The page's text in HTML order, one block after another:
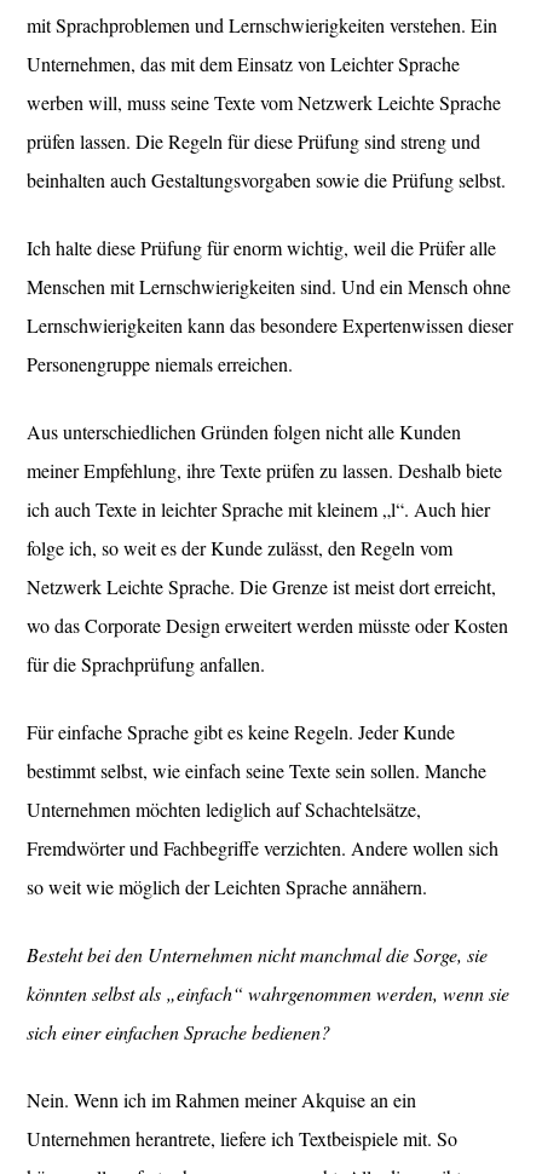
mit Sprachproblemen und Lernschwierigkeiten verstehen. Ein
Unternehmen, das mit dem Einsatz von Leichter Sprache
werben will, muss seine Texte vom Netzwerk Leichte Sprache
prüfen lassen. Die Regeln für diese Prüfung sind streng und
beinhalten auch Gestaltungsvorgaben sowie die Prüfung selbst.
Ich halte diese Prüfung für enorm wichtig, weil die Prüfer alle
Menschen mit Lernschwierigkeiten sind. Und ein Mensch ohne
Lernschwierigkeiten kann das besondere Expertenwissen dieser
Personengruppe niemals erreichen.
Aus unterschiedlichen Gründen folgen nicht alle Kunden
meiner Empfehlung, ihre Texte prüfen zu lassen. Deshalb biete
ich auch Texte in leichter Sprache mit kleinem „l“. Auch hier
folge ich, so weit es der Kunde zulässt, den Regeln vom
Netzwerk Leichte Sprache. Die Grenze ist meist dort erreicht,
wo das Corporate Design erweitert werden müsste oder Kosten
für die Sprachprüfung anfallen.
Für einfache Sprache gibt es keine Regeln. Jeder Kunde
bestimmt selbst, wie einfach seine Texte sein sollen. Manche
Unternehmen möchten lediglich auf Schachtelsätze,
Fremdwörter und Fachbegriffe verzichten. Andere wollen sich
so weit wie möglich der Leichten Sprache annähern.
Besteht bei den Unternehmen nicht manchmal die Sorge, sie
könnten selbst als „einfach“ wahrgenommen werden, wenn sie
sich einer einfachen Sprache bedienen?
Nein. Wenn ich im Rahmen meiner Akquise an ein
Unternehmen herantrete, liefere ich Textbeispiele mit. So